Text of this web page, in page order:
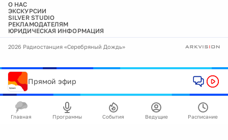
О НАС
ЭКСКУРСИИ
SILVER STUDIO
РЕКЛАМОДАТЕЛЯМ
ЮРИДИЧЕСКАЯ ИНФОРМАЦИЯ
2026 Радиостанция «Серебряный Дождь»
Прямой эфир
Главная Программы События Ведущие Расписание